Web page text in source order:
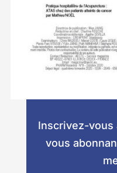
Inscrivez-vous
vous